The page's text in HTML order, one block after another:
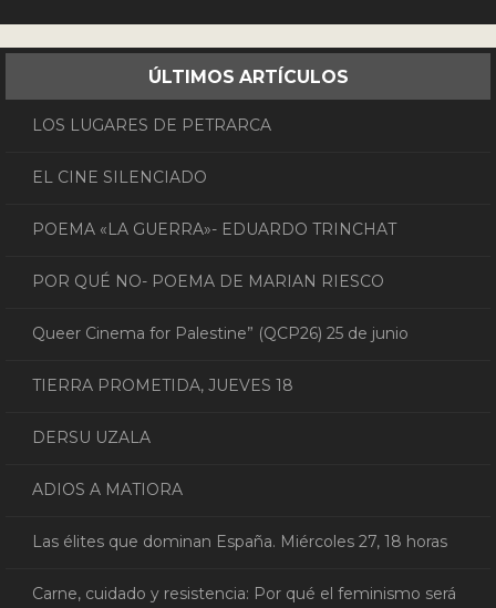
ÚLTIMOS ARTÍCULOS
LOS LUGARES DE PETRARCA
EL CINE SILENCIADO
POEMA «LA GUERRA»- EDUARDO TRINCHAT
POR QUÉ NO- POEMA DE MARIAN RIESCO
Queer Cinema for Palestine” (QCP26) 25 de junio
TIERRA PROMETIDA, JUEVES 18
DERSU UZALA
ADIOS A MATIORA
Las élites que dominan España. Miércoles 27, 18 horas
Carne, cuidado y resistencia: Por qué el feminismo será